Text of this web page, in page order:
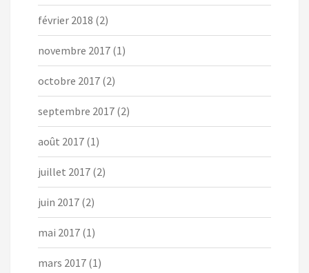
février 2018 (2)
novembre 2017 (1)
octobre 2017 (2)
septembre 2017 (2)
août 2017 (1)
juillet 2017 (2)
juin 2017 (2)
mai 2017 (1)
mars 2017 (1)